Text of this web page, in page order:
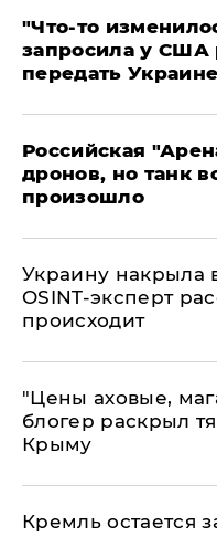
​"Что-то
запросила у США
передать
​Российская
дронов, но танк
произошло
​Украину накрыла
OSINT-эксперт
происходит
​"Цены аховые,
блогер раскрыл
Крыму
​Кремль остается